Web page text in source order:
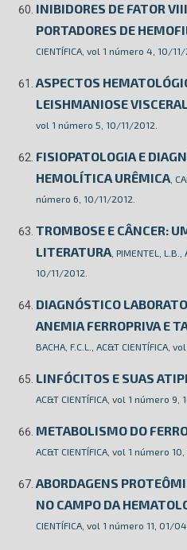
INIBIDORES DE FATOR
PORTADORES DE
CIENTÍFICA, vol 1 número 4, 10/11/
ASPECTOS
LEISHMANIOSE VISCERAL
vol 1 número 5, 10/11/2012.
FISIOPATOLOGIA E
HEMOLÍTICA URÊMICA ,
número 6, 10/11/2012.
TROMBOSE E CÂNCER:
LITERATURA , PIMENTEL,
10/11/2012.
DIAGNÓSTICO
ANEMIA FERROPRIVA E
BACHA, F.C.L., AC&T CIENTÍFICA,
LINFÓCITOS E SUAS
AC&T CIENTÍFICA, vol 1 número 9,
METABOLISMO DO
AC&T CIENTÍFICA, vol 1 número
ABORDAGENS
NO CAMPO DA
CIENTÍFICA, vol 1 número 11, 01/